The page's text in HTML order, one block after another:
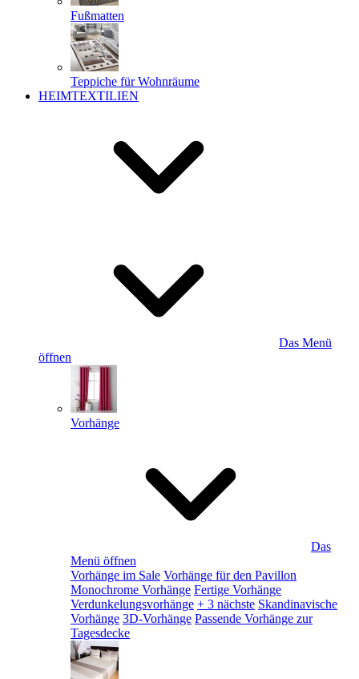
Fußmatten
Teppiche für Wohnräume
HEIMTEXTILIEN
Das Menü
öffnen
Vorhänge
Das
Menü öffnen
Vorhänge im Sale Vorhänge für den Pavillon
Monochrome Vorhänge Fertige Vorhänge
Verdunkelungsvorhänge + 3 nächste Skandinavische
Vorhänge 3D-Vorhänge Passende Vorhänge zur
Tagesdecke